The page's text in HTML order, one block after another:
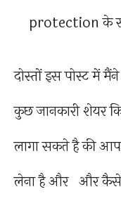
protection के
दोस्तों इस पोस्ट
कुछ जानकारी शेयर
लागा सकते है की
लेना है और और कैसे